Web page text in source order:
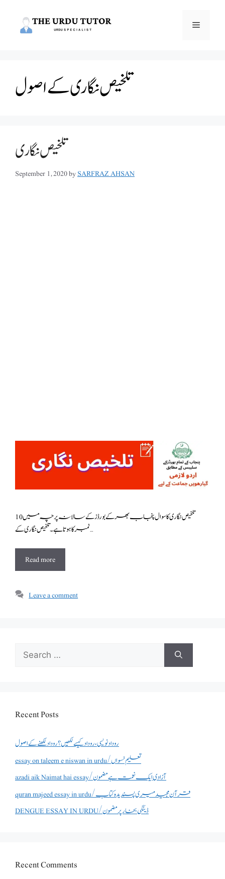
Menu
تلخیص نگاری کے اصول
تلخیص نگاری
September 1, 2020bySARFRAZ AHSAN
تلخیص نگاری کا سوال پنجاب بھر کے بورڈز کے سالانہ پرچہ میں 10
نمبر کا ہوتا ہے۔ تلخیص نگاری کے …
Read more
Leave a comment
Search
for:
Recent Posts
روداد نویسی ،روداد کیسے لکھیں؟ روداد لکھنے کے اصول
essay on taleem e niswan in urdu/تعلیم نسواں
azadi aik Naimat hai essay/آزادی ایک نعمت ہے مضمون
quran majeed essay in urdu/قرآن مجید میری پسندیدہ کتاب
DENGUE ESSAY IN URDU/ڈینگی بخار پر مضمون
Recent Comments